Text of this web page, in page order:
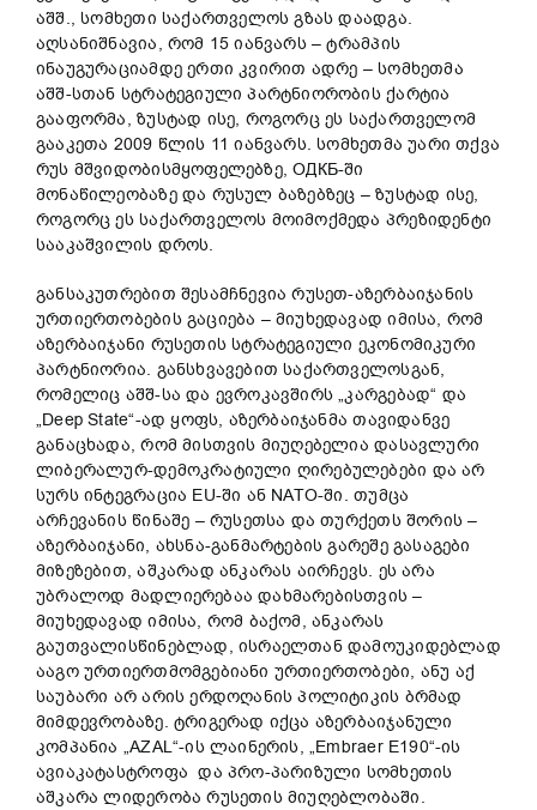
აშშ., სომხეთი საქართველოს გზას დაადგა.
აღსანიშნავია, რომ 15 იანვარს – ტრამპის
ინაუგურაციამდე ერთი კვირით ადრე – სომხეთმა
აშშ-სთან სტრატეგიული პარტნიორობის ქარტია
გააფორმა, ზუსტად ისე, როგორც ეს საქართველომ
გააკეთა 2009 წლის 11 იანვარს. სომხეთმა უარი თქვა
რუს მშვიდობისმყოფელებზე, ОДКБ-ში
მონაწილეობაზე და რუსულ ბაზებზეც – ზუსტად ისე,
როგორც ეს საქართველოს მოიმოქმედა პრეზიდენტი
სააკაშვილის დროს.
განსაკუთრებით შესამჩნევია რუსეთ-აზერბაიჯანის
ურთიერთობების გაციება – მიუხედავად იმისა, რომ
აზერბაიჯანი რუსეთის სტრატეგიული ეკონომიკური
პარტნიორია. განსხვავებით საქართველოსგან,
რომელიც აშშ-სა და ევროკავშირს „კარგებად“ და
„Deep State“-ად ყოფს, აზერბაიჯანმა თავიდანვე
განაცხადა, რომ მისთვის მიუღებელია დასავლური
ლიბერალურ-დემოკრატიული ღირებულებები და არ
სურს ინტეგრაცია EU-ში ან NATO-ში. თუმცა
არჩევანის წინაშე – რუსეთსა და თურქეთს შორის –
აზერბაიჯანი, ახსნა-განმარტების გარეშე გასაგები
მიზეზებით, აშკარად ანკარას აირჩევს. ეს არა
უბრალოდ მადლიერებაა დახმარებისთვის –
მიუხედავად იმისა, რომ ბაქომ, ანკარას
გაუთვალისწინებლად, ისრაელთან დამოუკიდებლად
ააგო ურთიერთმომგებიანი ურთიერთობები, ანუ აქ
საუბარი არ არის ერდოღანის პოლიტიკის ბრმად
მიმდევრობაზე. ტრიგერად იქცა აზერბაიჯანული
კომპანია „AZAL“-ის ლაინერის, „Embraer E190“-ის
ავიაკატასტროფა და პრო-პარიზული სომხეთის
აშკარა ლიდერობა რუსეთის მიუღებლობაში.